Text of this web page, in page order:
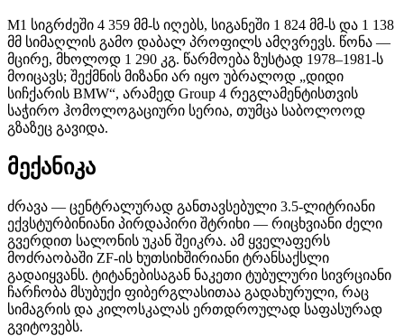
M1 სიგრძეში 4 359 მმ-ს იღებს, სიგანეში 1 824 მმ-ს და 1 138
მმ სიმაღლის გამო დაბალ პროფილს ამღვრევს. წონა —
მცირე, მხოლოდ 1 290 კგ. წარმოება ზუსტად 1978–1981-ს
მოიცავს; შექმნის მიზანი არ იყო უბრალოდ „დიდი
სიჩქარის BMW“, არამედ Group 4 რეგლამენტისთვის
საჭირო ჰომოლოგაციური სერია, თუმცა საბოლოოდ
გზაზეც გავიდა.
მექანიკა
ძრავა — ცენტრალურად განთავსებული 3.5-ლიტრიანი
ექვსტურბინიანი პირდაპირი შტრიხი — რიცხვიანი ძელი
გვერდით სალონის უკან შეიკრა. ამ ყველაფერს
მოძრაობაში ZF-ის ხუთსიხშირიანი ტრანსაქსლი
გადაიყვანს. ტიტანებისაგან ნაკეთი ტუბულური სივრციანი
ჩარჩობა მსუბუქი ფიბერგლასითაა გადახურული, რაც
სიმაგრის და კილოსკალას ერთდროულად საფასურად
გვიტოვებს.